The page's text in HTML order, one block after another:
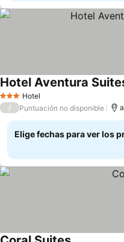
3 Estrellas
Hotel
Hotel Aventura
/ Puntuación no disponible
Elige fechas para ver los